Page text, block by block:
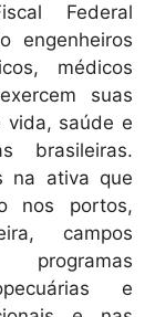
Federal
engenheiros
médicos
suas
vida, saúde e
brasileiras.
na ativa que
nos portos,
campos
e